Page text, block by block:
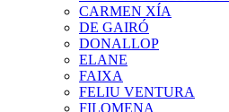
CARMEN XÍA
DE GAIRÓ
DONALLOP
ELANE
FAIXA
FELIU VENTURA
FILOMENA